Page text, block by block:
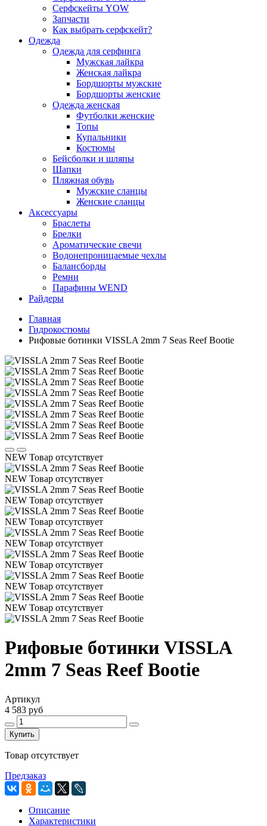
Серфскейты YOW
Запчасти
Как выбрать серфскейт?
Одежда
Одежда для серфинга
Мужская лайкра
Женская лайкра
Бордшорты мужские
Бордшорты женские
Одежда женская
Футболки женские
Топы
Купальники
Костюмы
Бейсболки и шляпы
Шапки
Пляжная обувь
Мужские сланцы
Женские сланцы
Аксессуары
Браслеты
Брелки
Ароматические свечи
Водонепроницаемые чехлы
Балансборды
Ремни
Парафины WEND
Райдеры
Главная
Гидрокостюмы
Рифовые ботинки VISSLA 2mm 7 Seas Reef Bootie
NEW Товар отсутствует
NEW Товар отсутствует
NEW Товар отсутствует
NEW Товар отсутствует
NEW Товар отсутствует
NEW Товар отсутствует
NEW Товар отсутствует
NEW Товар отсутствует
Рифовые ботинки VISSLA
2mm 7 Seas Reef Bootie
Артикул
4 583 руб
Купить
Товар отсутствует
Предзаказ
Описание
Характеристики